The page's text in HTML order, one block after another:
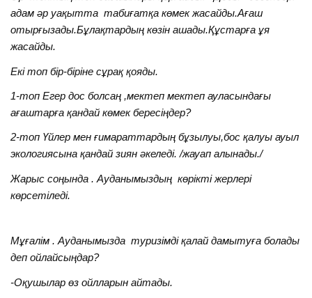
адам әр уақытта табиғатқа көмек жасайды.Ағаш
отырғызады.Бұлақтардың көзін ашады.Құстарға ұя
жасайды.
Екі топ бір-біріне сұрақ қояды.
1-топ Егер дос болсаң ,мектеп мектеп ауласындағы
ағаштарға қандай көмек бересіңдер?
2-топ Үйлер мен ғимараттардың бұзылуы,бос қалуы ауыл
экологиясына қандай зиян әкеледі. /жауап алынады./
Жарыс соңында . Ауданымыздың көрікті жерлері
көрсетіледі.
Мұғалім . Ауданымызда туризімді қалай дамытуға болады
деп ойлайсыңдар?
-Оқушылар өз ойлларын айтады.